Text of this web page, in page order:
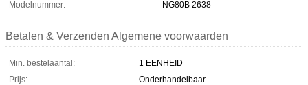
Modelnummer:
NG80B 2638
Betalen & Verzenden Algemene voorwaarden
Min. bestelaantal:
1 EENHEID
Prijs:
Onderhandelbaar